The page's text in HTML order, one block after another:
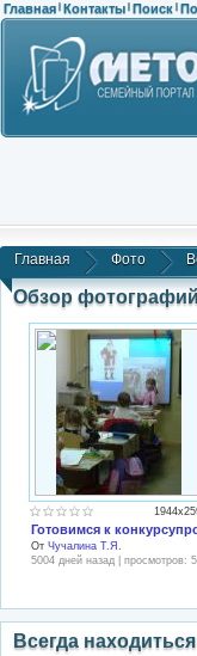
Главная | Контакты | Поиск |
Главная Фото
Обзор
Готовимся к
От Чучалина Т.Я.
5004 дней назад | просмотров:
Всегда